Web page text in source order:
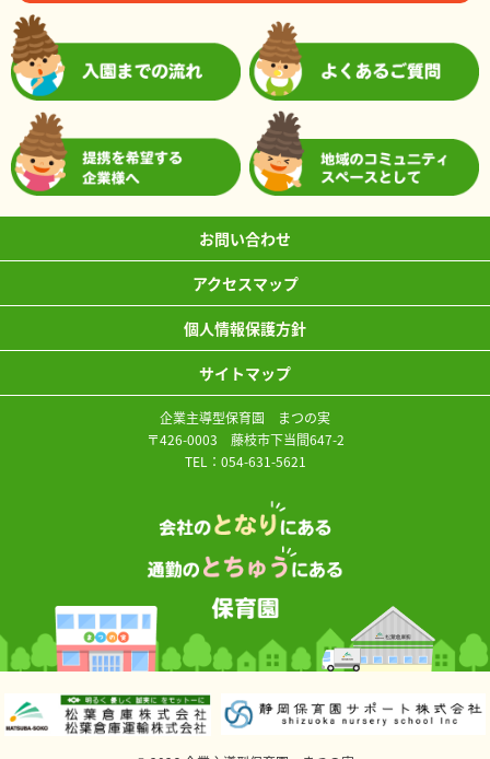
お問い合わせ
アクセスマップ
個人情報保護方針
サイトマップ
企業主導型保育園 まつの実
〒426-0003 藤枝市下当間647-2
TEL： 054-631-5621